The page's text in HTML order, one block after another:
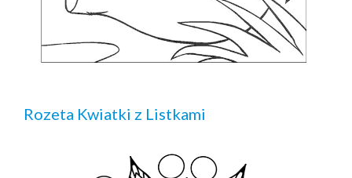
Rozeta Kwiatki z Listkami